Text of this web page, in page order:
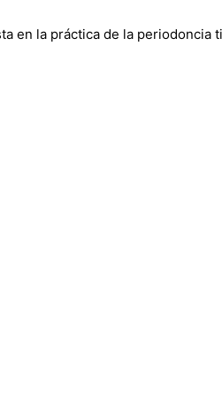
la práctica de la